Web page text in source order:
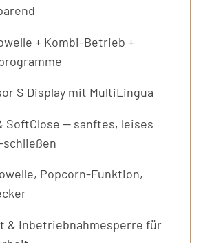
+ Kombi-Betrieb +
S Display mit MultiLingua
SoftClose — sanftes, leises
Popcorn-Funktion,
& Inbetriebnahmesperre für